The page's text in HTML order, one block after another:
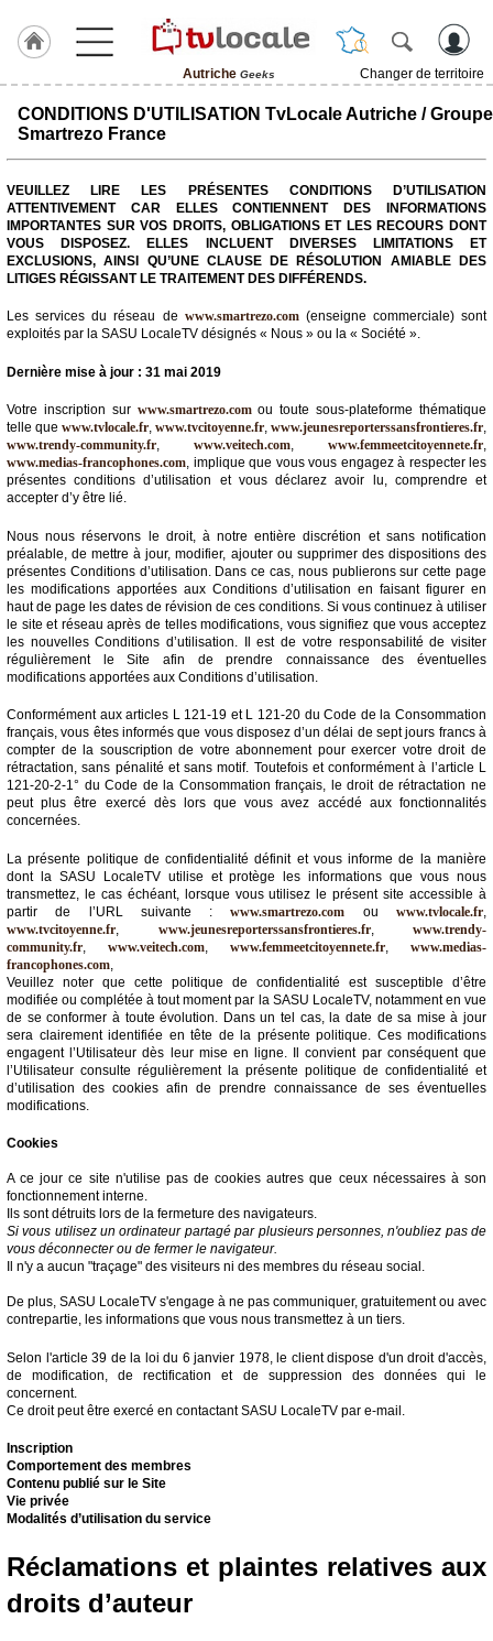
Autriche Geeks
Changer de territoire
J'adhère
Hulcoq
Autriche
TvLocale
France
Accueil
Agenda
Gazette
Vidéos
Médias
du
groupe
Blogs
Prémium
Inscription
annuaire
Accès
éditeur
CONDITIONS D'UTILISATION TvLocale Autriche / Groupe
Smartrezo France
VEUILLEZ LIRE LES PRÉSENTES CONDITIONS D’UTILISATION
ATTENTIVEMENT CAR ELLES CONTIENNENT DES INFORMATIONS
IMPORTANTES SUR VOS DROITS, OBLIGATIONS ET LES RECOURS DONT
VOUS DISPOSEZ. ELLES INCLUENT DIVERSES LIMITATIONS ET
EXCLUSIONS, AINSI QU’UNE CLAUSE DE RÉSOLUTION AMIABLE DES
LITIGES RÉGISSANT LE TRAITEMENT DES DIFFÉRENDS.
Les services du réseau de www.smartrezo.com(enseigne commerciale) sont
exploités par la SASU LocaleTV désignés « Nous » ou la « Société ».
Dernière mise à jour : 31 mai 2019
Votre inscription sur www.smartrezo.comou toute sous-plateforme thématique
telle que www.tvlocale.fr, www.tvcitoyenne.fr, www.jeunesreporterssansfrontieres.fr,
www.trendy-community.fr, www.veitech.com, www.femmeetcitoyennete.fr,
www.medias-francophones.com, implique que vous vous engagez à respecter les
présentes conditions d’utilisation et vous déclarez avoir lu, comprendre et
accepter d’y être lié.
Nous nous réservons le droit, à notre entière discrétion et sans notification
préalable, de mettre à jour, modifier, ajouter ou supprimer des dispositions des
présentes Conditions d’utilisation. Dans ce cas, nous publierons sur cette page
les modifications apportées aux Conditions d’utilisation en faisant figurer en
haut de page les dates de révision de ces conditions. Si vous continuez à utiliser
le site et réseau après de telles modifications, vous signifiez que vous acceptez
les nouvelles Conditions d’utilisation. Il est de votre responsabilité de visiter
régulièrement le Site afin de prendre connaissance des éventuelles
modifications apportées aux Conditions d’utilisation.
Conformément aux articles L 121-19 et L 121-20 du Code de la Consommation
français, vous êtes informés que vous disposez d’un délai de sept jours francs à
compter de la souscription de votre abonnement pour exercer votre droit de
rétractation, sans pénalité et sans motif. Toutefois et conformément à l’article L
121-20-2-1° du Code de la Consommation français, le droit de rétractation ne
peut plus être exercé dès lors que vous avez accédé aux fonctionnalités
concernées.
La présente politique de confidentialité définit et vous informe de la manière
dont la SASU LocaleTV utilise et protège les informations que vous nous
transmettez, le cas échéant, lorsque vous utilisez le présent site accessible à
partir de l’URL suivante :www.smartrezo.com ouwww.tvlocale.fr,
www.tvcitoyenne.fr, www.jeunesreporterssansfrontieres.fr, www.trendy-
community.fr, www.veitech.com, www.femmeetcitoyennete.fr, www.medias-
francophones.com,
Veuillez noter que cette politique de confidentialité est susceptible d’être
modifiée ou complétée à tout moment par la SASU LocaleTV, notamment en vue
de se conformer à toute évolution. Dans un tel cas, la date de sa mise à jour
sera clairement identifiée en tête de la présente politique. Ces modifications
engagent l’Utilisateur dès leur mise en ligne. Il convient par conséquent que
l’Utilisateur consulte régulièrement la présente politique de confidentialité et
d’utilisation des cookies afin de prendre connaissance de ses éventuelles
modifications.
Cookies
A ce jour ce site n'utilise pas de cookies autres que ceux nécessaires à son
fonctionnement interne.
Ils sont détruits lors de la fermeture des navigateurs.
Si vous utilisez un ordinateur partagé par plusieurs personnes, n'oubliez pas de
vous déconnecter ou de fermer le navigateur.
Il n'y a aucun "traçage" des visiteurs ni des membres du réseau social.
De plus, SASU LocaleTV s'engage à ne pas communiquer, gratuitement ou avec
contrepartie, les informations que vous nous transmettez à un tiers.
Selon l'article 39 de la loi du 6 janvier 1978, le client dispose d'un droit d'accès,
de modification, de rectification et de suppression des données qui le
concernent.
Ce droit peut être exercé en contactant SASU LocaleTV par e-mail.
Inscription
Comportement des membres
Contenu publié sur le Site
Vie privée
Modalités d’utilisation du service
Réclamations et plaintes relatives aux
droits d’auteur